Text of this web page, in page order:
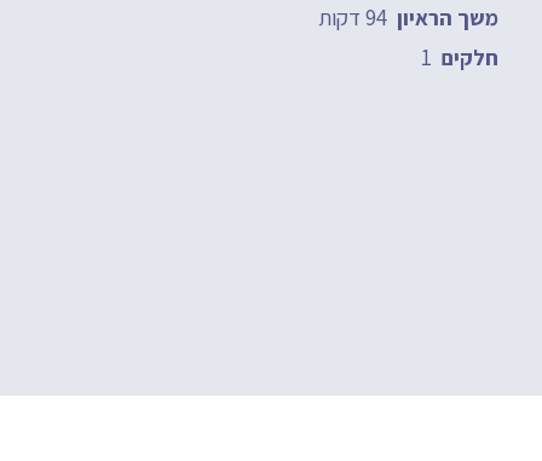
משך הראיון 94 דקות
חלקים